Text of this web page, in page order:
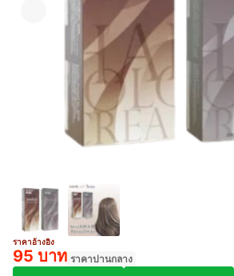
ราคาอ้างอิง
95 บาท ราคาปานกลาง